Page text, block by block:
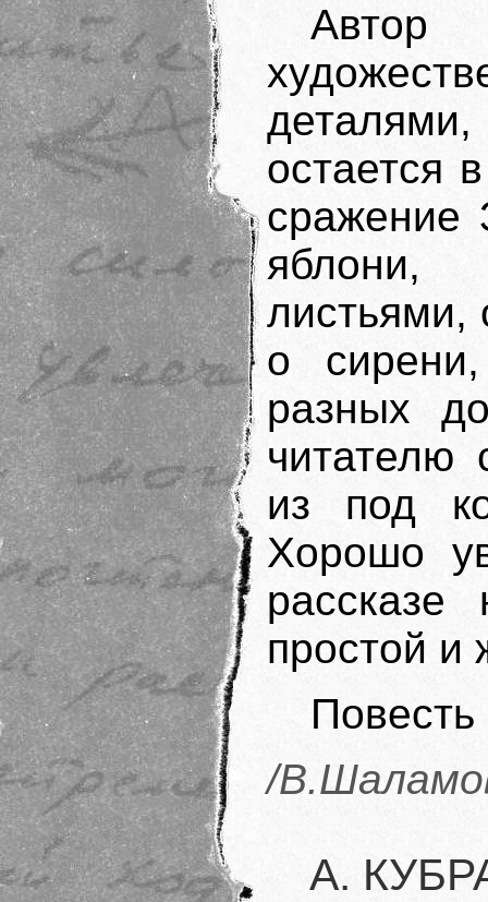
Автор
остается
сражение
листьями,
о
разных
читателю
из под
Хорошо
простой и
Повесть
/
А.